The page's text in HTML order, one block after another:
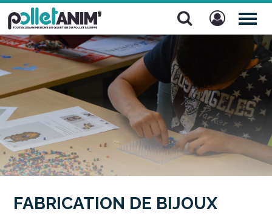
Pollet Anim'
FABRICATION DE BIJOUX